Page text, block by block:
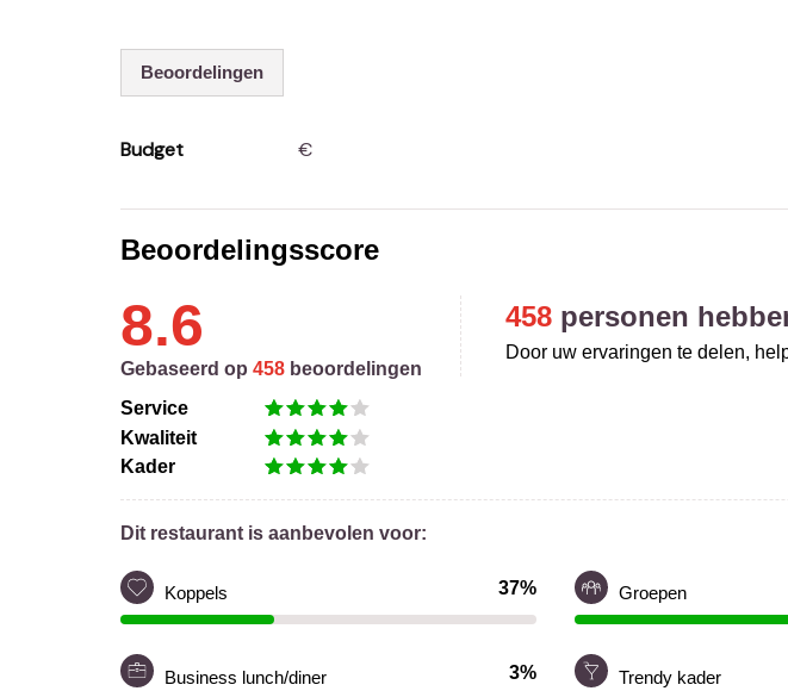
Beoordelingen
Budget €
Beoordelingsscore
8.6
Gebaseerd op 458 beoordelingen
Service
Kwaliteit
Kader
458 personen
Door uw ervaringen te delen,
Dit restaurant is aanbevolen voor:
Koppels 37% Groepen
Business lunch/diner 3% Trendy kader